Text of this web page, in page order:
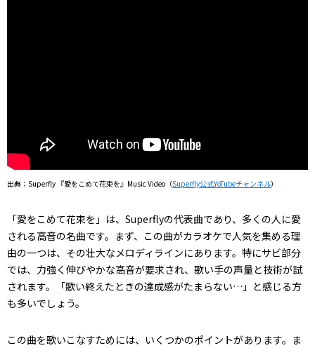
出典：Superfly 『愛をこめて花束を』Music Video（Superfly公式YoTubeチャンネル）
「愛をこめて花束を」は、Superflyの代表曲であり、多くの人に愛
される高音の名曲です。まず、この曲がカラオケで人気を集める理
由の一つは、その壮大なメロディラインにあります。特にサビ部分
では、力強く伸びやかな高音が要求され、歌い手の声量と技術が試
されます。「歌い終えたときの達成感がたまらない…」と感じる方
も多いでしょう。
この曲を歌いこなすためには、いくつかのポイントがあります。ま